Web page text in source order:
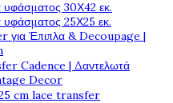
30Χ42 εκ.
25Χ25 εκ.
για Έπιπλα & Decoupage |
Cadence | Δαντελωτά
Decor
cm lace transfer